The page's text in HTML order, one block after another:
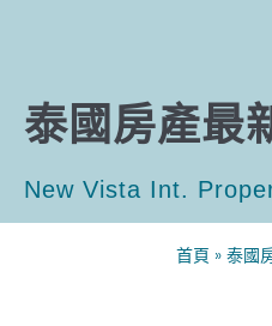
泰國房產最
New Vista Int.
首頁 » 泰國